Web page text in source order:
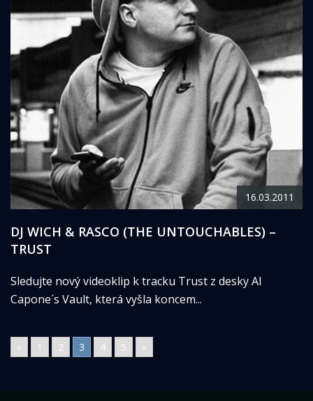
16.03.2011
DJ WICH & RASCO (THE UNTOUCHABLES) –
TRUST
Sledujte nový videoklip k tracku Trust z desky Al
Capone´s Vault, která vyšla koncem...
« 1 2 3 4 5 »